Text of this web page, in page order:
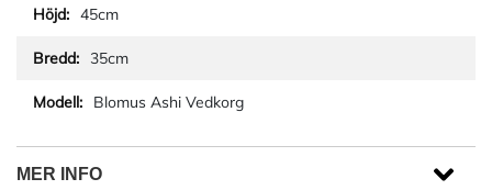
45cm
35cm
Blomus Ashi Vedkorg
MER INFO